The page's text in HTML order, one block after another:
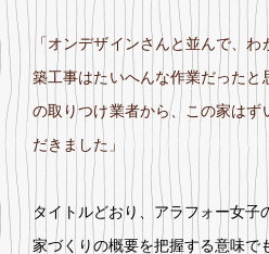
「オンデザインさんと並んで、
築工事はたいへんな作業だった
の取りつけ業者から、この家は
だきました」
タイトルどおり、アラフォー女
家づくりの概要を把握する意味で